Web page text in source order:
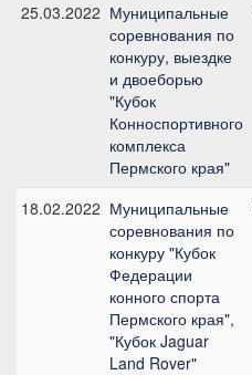
25.03.2022 Муниципальные
соревнования по
конкуру, выездке
и двоеборью
"Кубок
Конноспортивного
комплекса
Пермского края"
18.02.2022 Муниципальные
соревнования по
конкуру "Кубок
Федерации
конного спорта
Пермского края",
"Кубок Jaguar
Land Rover"